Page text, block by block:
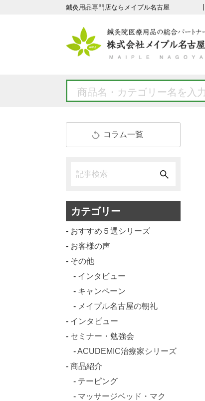
鍼灸用品専門店ならメイプル名古屋
コラム一覧
カテゴリー
おすすめ５選シリーズ
お客様の声
その他
インタビュー
キャンペーン
メイプル名古屋の朝礼
インタビュー
セミナー・勉強会
ACUDEMIC治療家シリーズ
商品紹介
テーピング
マッサージベッド・マク